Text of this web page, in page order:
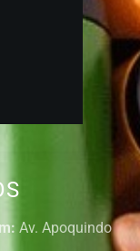
Av. Apoquindo